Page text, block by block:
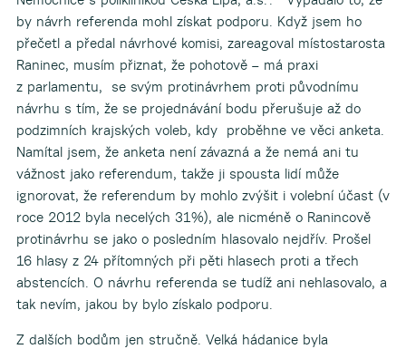
by návrh referenda mohl získat podporu. Když jsem ho
přečetl a předal návrhové komisi, zareagoval místostarosta
Raninec, musím přiznat, že pohotově – má praxi
z parlamentu, se svým protinávrhem proti původnímu
návrhu s tím, že se projednávání bodu přerušuje až do
podzimních krajských voleb, kdy proběhne ve věci anketa.
Namítal jsem, že anketa není závazná a že nemá ani tu
vážnost jako referendum, takže ji spousta lidí může
ignorovat, že referendum by mohlo zvýšit i volební účast (v
roce 2012 byla necelých 31%), ale nicméně o Ranincově
protinávrhu se jako o posledním hlasovalo nejdřív. Prošel
16 hlasy z 24 přítomných při pěti hlasech proti a třech
abstencích. O návrhu referenda se tudíž ani nehlasovalo, a
tak nevím, jakou by bylo získalo podporu.
Z dalších bodům jen stručně. Velká hádanice byla